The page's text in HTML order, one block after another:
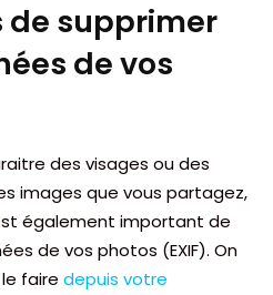
de supprimer
de vos
des visages ou des
images que vous partagez,
également important de
de vos photos (EXIF). On
faire depuis votre